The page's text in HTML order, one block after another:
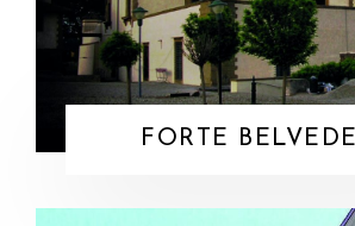
FORTE